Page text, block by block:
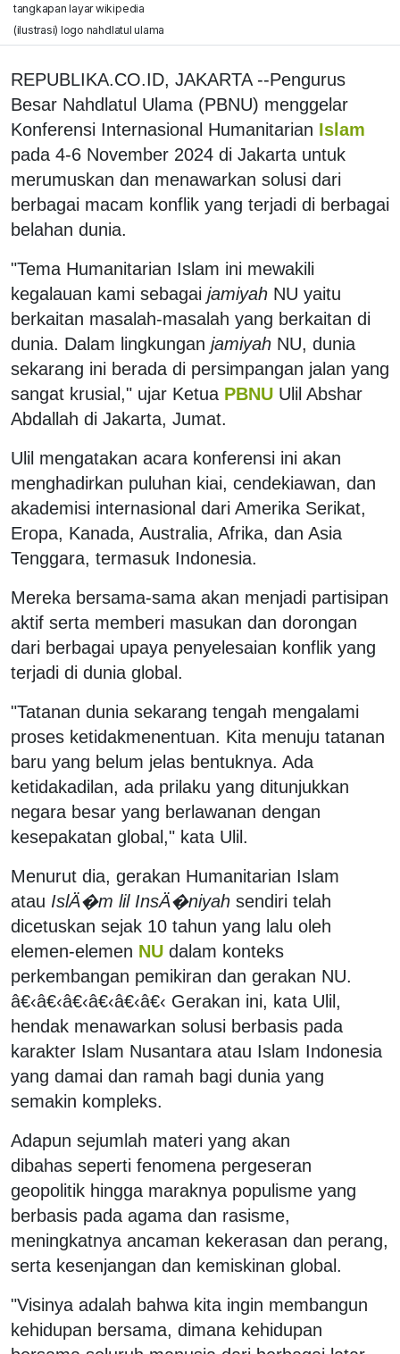
tangkapan layar wikipedia
(ilustrasi) logo nahdlatul ulama
REPUBLIKA.CO.ID, JAKARTA --Pengurus
Besar Nahdlatul Ulama (PBNU) menggelar
Konferensi Internasional Humanitarian Islam
pada 4-6 November 2024 di Jakarta untuk
merumuskan dan menawarkan solusi dari
berbagai macam konflik yang terjadi di berbagai
belahan dunia.
"Tema Humanitarian Islam ini mewakili
kegalauan kami sebagai jamiyah NU yaitu
berkaitan masalah-masalah yang berkaitan di
dunia. Dalam lingkungan jamiyah NU, dunia
sekarang ini berada di persimpangan jalan yang
sangat krusial," ujar Ketua PBNU Ulil Abshar
Abdallah di Jakarta, Jumat.
Ulil mengatakan acara konferensi ini akan
menghadirkan puluhan kiai, cendekiawan, dan
akademisi internasional dari Amerika Serikat,
Eropa, Kanada, Australia, Afrika, dan Asia
Tenggara, termasuk Indonesia.
Mereka bersama-sama akan menjadi partisipan
aktif serta memberi masukan dan dorongan
dari berbagai upaya penyelesaian konflik yang
terjadi di dunia global.
"Tatanan dunia sekarang tengah mengalami
proses ketidakmenentuan. Kita menuju tatanan
baru yang belum jelas bentuknya. Ada
ketidakadilan, ada prilaku yang ditunjukkan
negara besar yang berlawanan dengan
kesepakatan global," kata Ulil.
Menurut dia, gerakan Humanitarian Islam
atau IslÄ�m lil InsÄ�niyah sendiri telah
dicetuskan sejak 10 tahun yang lalu oleh
elemen-elemen NU dalam konteks
perkembangan pemikiran dan gerakan NU.
â€‹â€‹â€‹â€‹â€‹â€‹ Gerakan ini, kata Ulil,
hendak menawarkan solusi berbasis pada
karakter Islam Nusantara atau Islam Indonesia
yang damai dan ramah bagi dunia yang
semakin kompleks.
Adapun sejumlah materi yang akan
dibahas seperti fenomena pergeseran
geopolitik hingga maraknya populisme yang
berbasis pada agama dan rasisme,
meningkatnya ancaman kekerasan dan perang,
serta kesenjangan dan kemiskinan global.
"Visinya adalah bahwa kita ingin membangun
kehidupan bersama, dimana kehidupan